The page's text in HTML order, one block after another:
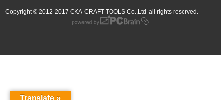
Copyright © 2012-2017 OKA-CRAFT-TOOLS Co.,Ltd. all rights reserved.
Translate »